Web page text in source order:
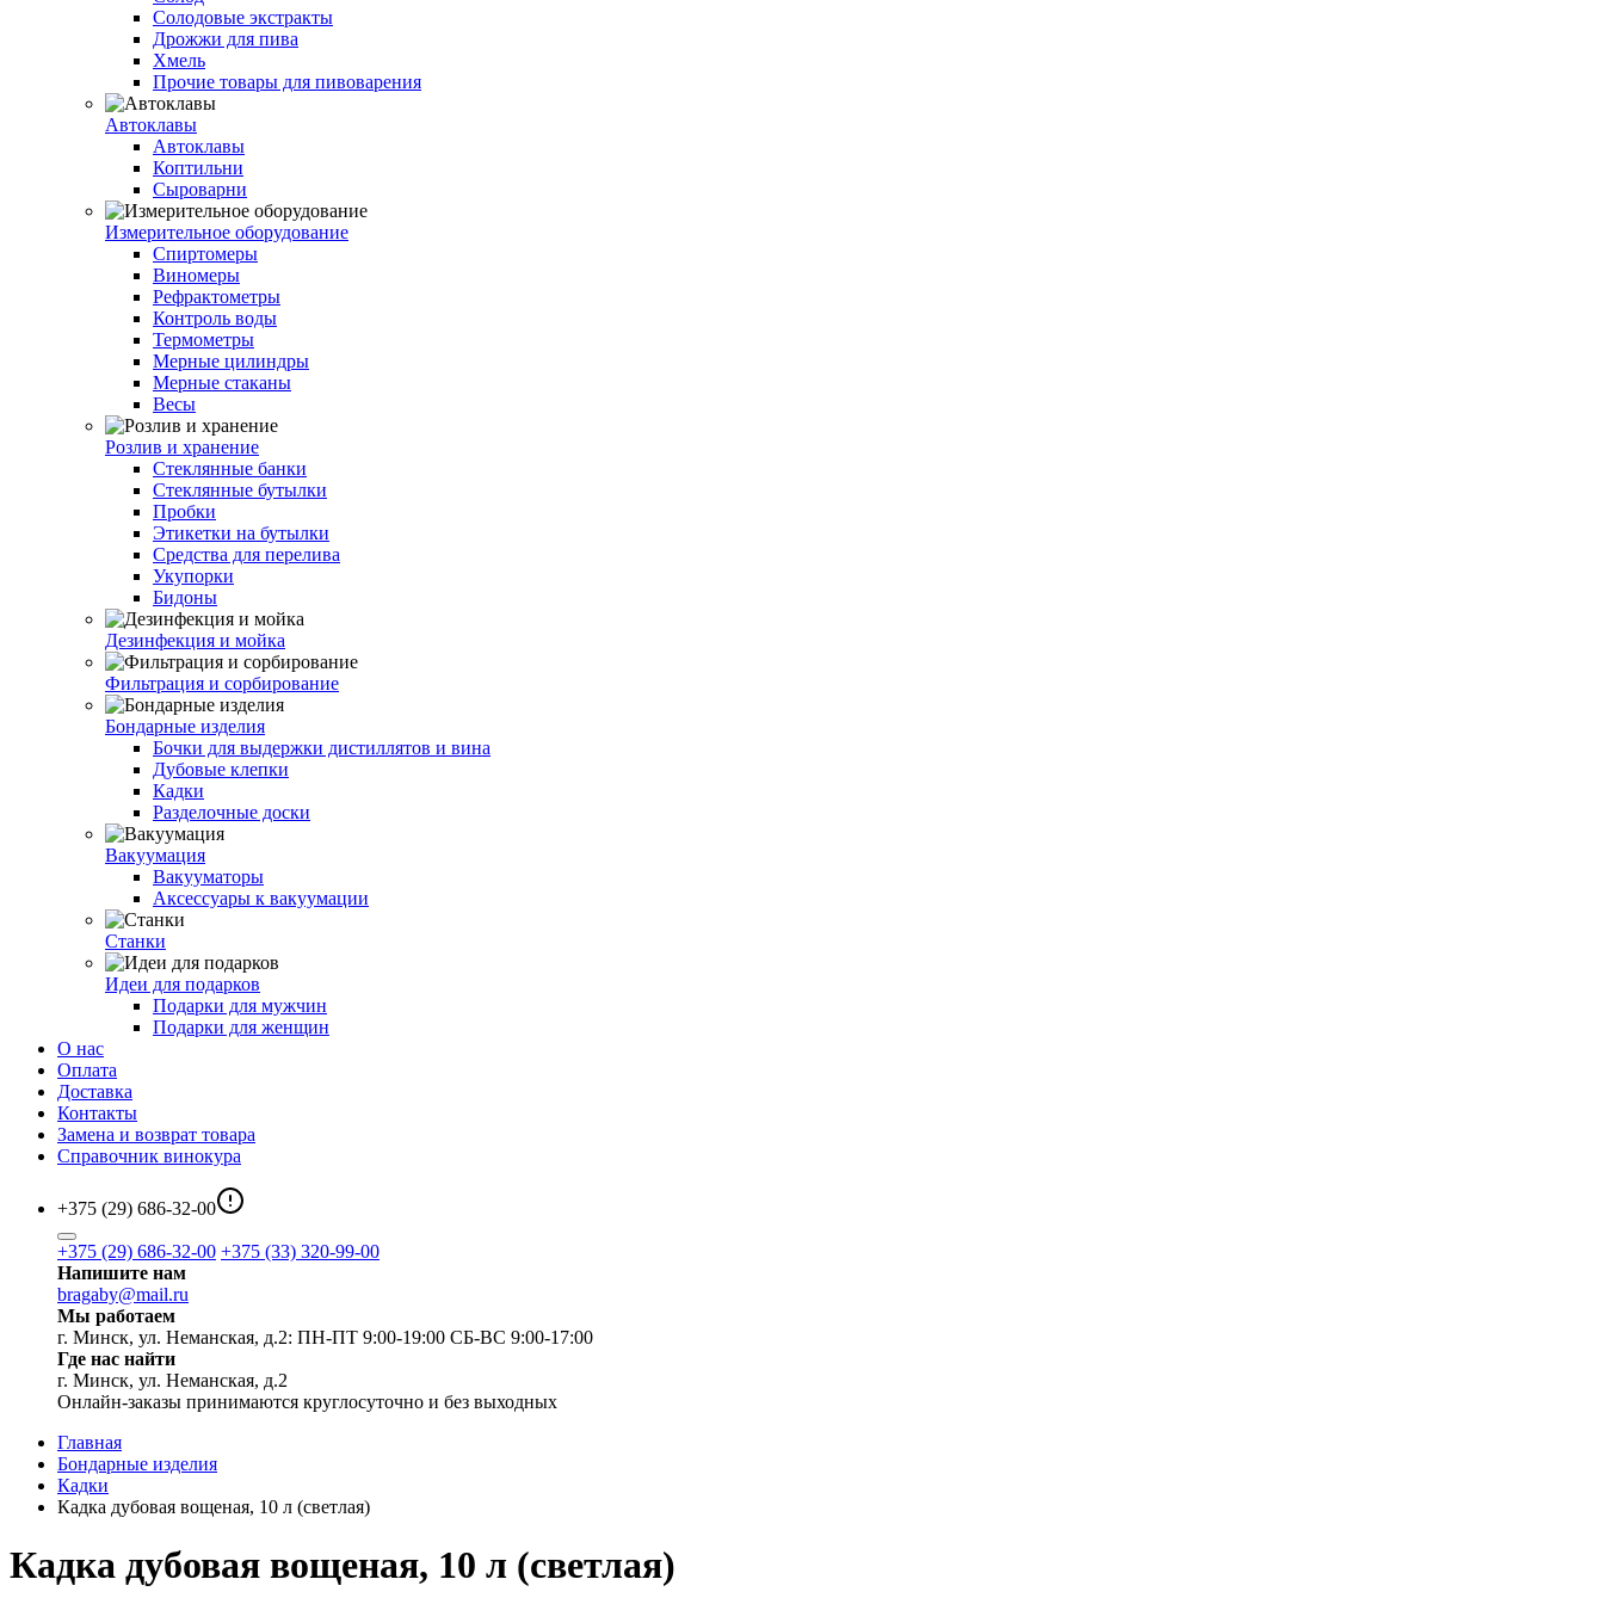
Солодовые экстракты
Дрожжи для пива
Хмель
Прочие товары для пивоварения
Автоклавы
Автоклавы
Коптильни
Сыроварни
Измерительное оборудование
Спиртомеры
Виномеры
Рефрактометры
Контроль воды
Термометры
Мерные цилиндры
Мерные стаканы
Весы
Розлив и хранение
Стеклянные банки
Стеклянные бутылки
Пробки
Этикетки на бутылки
Средства для перелива
Укупорки
Бидоны
Дезинфекция и мойка
Фильтрация и сорбирование
Бондарные изделия
Бочки для выдержки дистиллятов и вина
Дубовые клепки
Кадки
Разделочные доски
Вакуумация
Вакууматоры
Аксессуары к вакуумации
Станки
Идеи для подарков
Подарки для мужчин
Подарки для женщин
О нас
Оплата
Доставка
Контакты
Замена и возврат товара
Справочник винокура
+375 (29) 686-32-00
+375 (29) 686-32-00 +375 (33) 320-99-00
Напишите нам
bragaby@mail.ru
Мы работаем
г. Минск, ул. Неманская, д.2: ПН-ПТ 9:00-19:00 СБ-ВС 9:00-17:00
Где нас найти
г. Минск, ул. Неманская, д.2
Онлайн-заказы принимаются круглосуточно и без выходных
Главная
Бондарные изделия
Кадки
Кадка дубовая вощеная, 10 л (светлая)
Кадка дубовая вощеная, 10 л (светлая)